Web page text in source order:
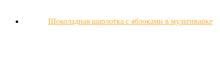
Шоколадная шарлотка с яблоками в мультиварке